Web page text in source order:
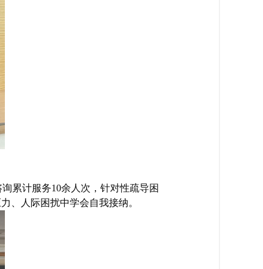
累计服务10余人次，针对性疏导困
、人际困扰中学会自我接纳。